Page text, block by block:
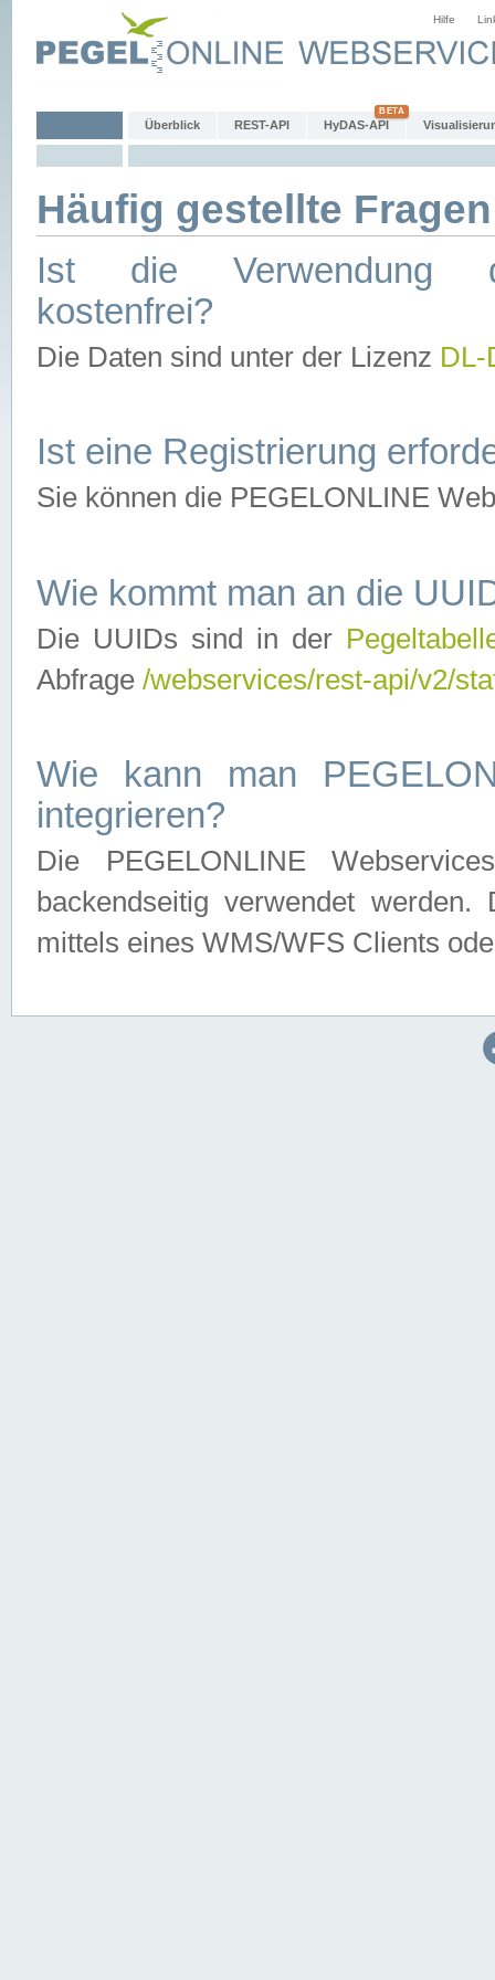
Hilfe
Überblick REST-API HyDAS-API
Häufig gestellte
Ist die Verwendung
kostenfrei?
Die Daten sind unter der Lizenz
Ist eine Registrierung
Sie können die PEGELONLINE
Wie kommt man an die
Die UUIDs sind in der
Abfrage /webservices/rest-api/v2/
Wie kann man
integrieren?
Die PEGELONLINE
backendseitig verwendet
mittels eines WMS/WFS Clients